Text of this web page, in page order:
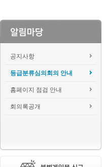
공지사항
등급분류심의회의 안내
홈페이지 점검 안내
회의록공개